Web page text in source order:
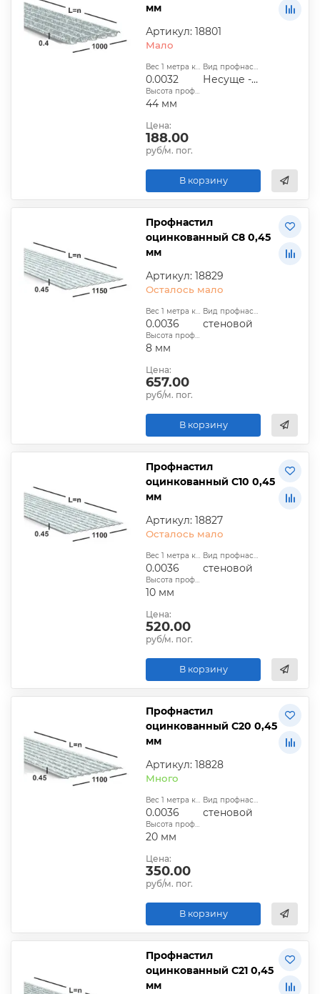
мм
Артикул: 18801
Мало
Вес 1 метра квадратного, т:
0.0032
Вид профнастила:
Несуще - стеновой
Высота профиля:
44 мм
Цена:
188.00
руб/м. пог.
В корзину
Профнастил
оцинкованный С8 0,45
мм
Артикул: 18829
Осталось мало
Вес 1 метра квадратного, т:
0.0036
Вид профнастила:
стеновой
Высота профиля:
8 мм
Цена:
657.00
руб/м. пог.
В корзину
Профнастил
оцинкованный С10 0,45
мм
Артикул: 18827
Осталось мало
Вес 1 метра квадратного, т:
0.0036
Вид профнастила:
стеновой
Высота профиля:
10 мм
Цена:
520.00
руб/м. пог.
В корзину
Профнастил
оцинкованный С20 0,45
мм
Артикул: 18828
Много
Вес 1 метра квадратного, т:
0.0036
Вид профнастила:
стеновой
Высота профиля:
20 мм
Цена:
350.00
руб/м. пог.
В корзину
Профнастил
оцинкованный С21 0,45
мм